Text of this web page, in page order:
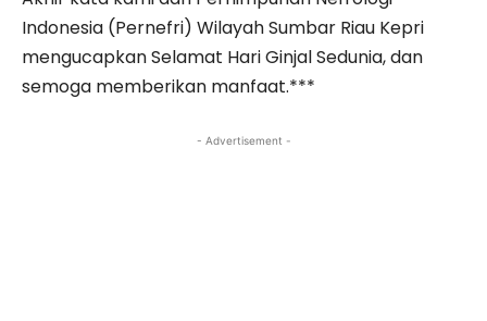
Indonesia (Pernefri) Wilayah Sumbar Riau Kepri
mengucapkan Selamat Hari Ginjal Sedunia, dan
semoga memberikan manfaat.***
- Advertisement -